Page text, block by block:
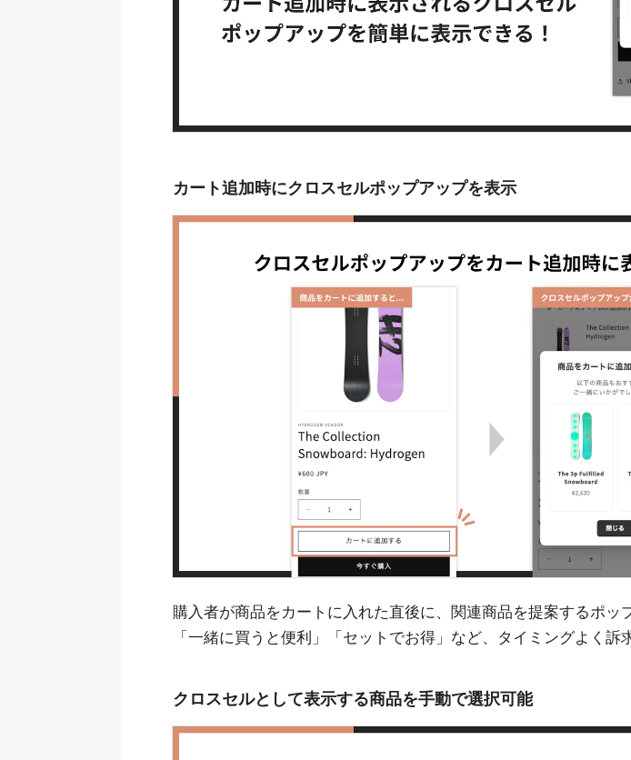
カート追加時にクロスセルポップアップを表示
購入者が商品をカートに入れた直後に、関連商品を提案するポッ
「一緒に買うと便利」「セットでお得」など、タイミングよく訴
クロスセルとして表示する商品を手動で選択可能